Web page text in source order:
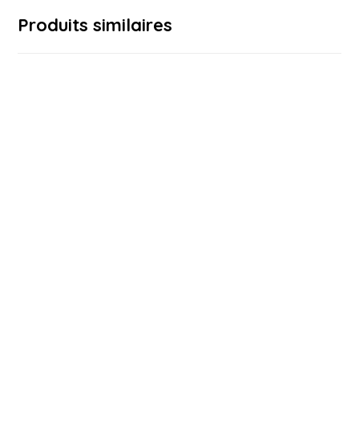
Produits similaires